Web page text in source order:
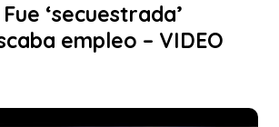
‘secuestrada’
empleo – VIDEO